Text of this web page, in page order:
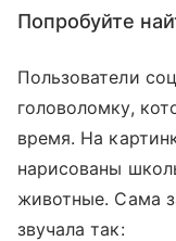
Попробуйте
Пользователи
головоломку,
время. На
нарисованы
животные. Сама
звучала так: